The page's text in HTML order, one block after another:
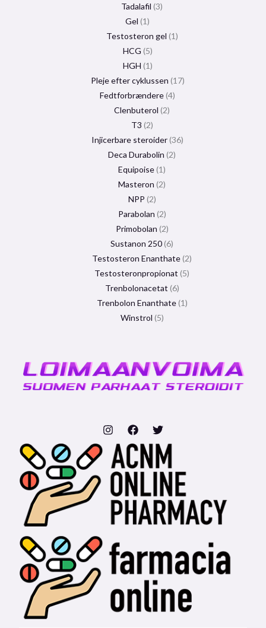
Tadalafil 3
Gel 1
Testosteron gel 1
HCG 5
HGH 1
Pleje efter cyklussen 17
Fedtforbrændere 4
Clenbuterol 2
T3 2
Injicerbare steroider 36
Deca Durabolin 2
Equipoise 1
Masteron 2
NPP 2
Parabolan 2
Primobolan 2
Sustanon 250 6
Testosteron Enanthate 2
Testosteronpropionat 5
Trenbolonacetat 6
Trenbolon Enanthate 1
Winstrol 5